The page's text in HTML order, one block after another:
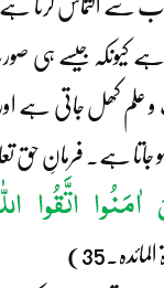
التماس کرتا ہے۔
ہے کیونکہ جیسے ہی
علم کھل جاتی ہے
جاتا ہے۔ فرمانِ حق
اتَّقُوا